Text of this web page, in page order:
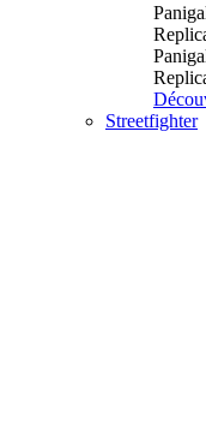
Streetfighter